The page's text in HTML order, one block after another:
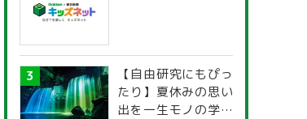
【自由研究にもぴっ
たり】夏休みの思い
出を一生モノの学び